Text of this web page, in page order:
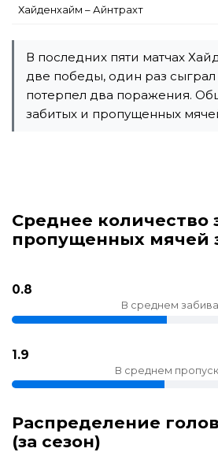
Хайденхайм – Айнтрахт
В последних пяти матчах
две победы, один раз
потерпел два поражения.
забитых и пропущенных
Среднее количество
пропущенных мячей
0.8
В среднем
1.9
В среднем
Распределение
(за сезон)